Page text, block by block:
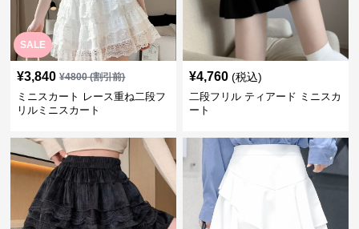
SALE
¥3,840 ¥4800(割引前)
ミニスカート レース重ね二段フ
リルミニスカート
¥4,760 (税込)
二段フリル ティアード ミニスカ
ート